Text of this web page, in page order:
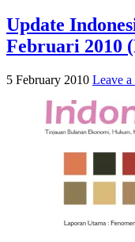
Update
Februari 2010
5 February 2010 Leave a